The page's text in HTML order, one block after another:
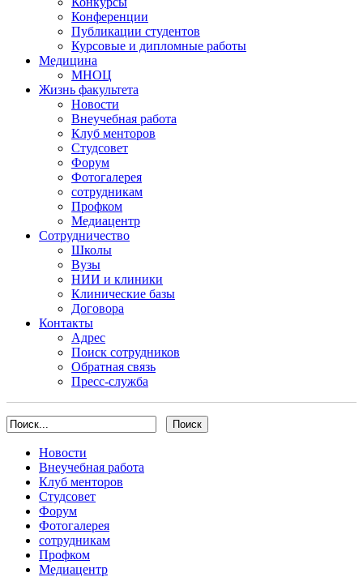
Конференции
Публикации студентов
Курсовые и дипломные работы
Медицина
МНОЦ
Жизнь факультета
Новости
Внеучебная работа
Клуб менторов
Студсовет
Форум
Фотогалерея
сотрудникам
Профком
Медиацентр
Сотрудничество
Школы
Вузы
НИИ и клиники
Клинические базы
Договора
Контакты
Адрес
Поиск сотрудников
Обратная связь
Пресс-служба
Новости
Внеучебная работа
Клуб менторов
Студсовет
Форум
Фотогалерея
сотрудникам
Профком
Медиацентр